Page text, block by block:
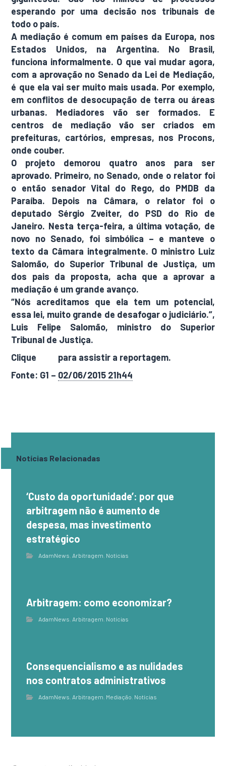
esperando por uma decisão nos tribunais de
todo o país.
A mediação é comum em países da Europa, nos
Estados Unidos, na Argentina. No Brasil,
funciona informalmente. O que vai mudar agora,
com a aprovação no Senado da Lei de Mediação,
é que ela vai ser muito mais usada. Por exemplo,
em conflitos de desocupação de terra ou áreas
urbanas. Mediadores vão ser formados. E
centros de mediação vão ser criados em
prefeituras, cartórios, empresas, nos Procons,
onde couber.
O projeto demorou quatro anos para ser
aprovado. Primeiro, no Senado, onde o relator foi
o então senador Vital do Rego, do PMDB da
Paraíba. Depois na Câmara, o relator foi o
deputado Sérgio Zveiter, do PSD do Rio de
Janeiro. Nesta terça-feira, a última votação, de
novo no Senado, foi simbólica – e manteve o
texto da Câmara integralmente. O ministro Luiz
Salomão, do Superior Tribunal de Justiça, um
dos pais da proposta, acha que a aprovar a
mediação é um grande avanço.
“Nós acreditamos que ela tem um potencial,
essa lei, muito grande de desafogar o judiciário.”,
Luis Felipe Salomão, ministro do Superior
Tribunal de Justiça.
Clique
para assistir a reportagem.
Fonte: G1 – 02/06/2015 21h44
Notícias Relacionadas
‘Custo da oportunidade’: por que
arbitragem não é aumento de
despesa, mas investimento
estratégico
AdamNews, Arbitragem, Notícias
Arbitragem: como economizar?
AdamNews, Arbitragem, Notícias
Consequencialismo e as nulidades
nos contratos administrativos
AdamNews, Arbitragem, Mediação, Notícias